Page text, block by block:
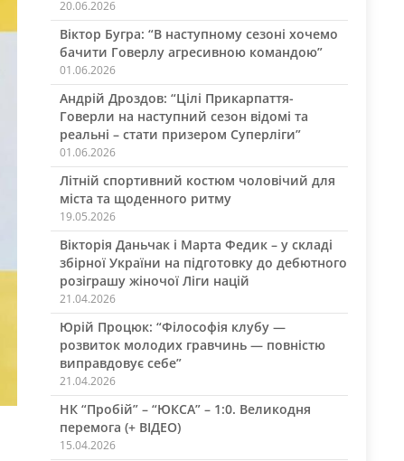
20.06.2026
Віктор Бугра: “В наступному сезоні хочемо
бачити Говерлу агресивною командою”
01.06.2026
Андрій Дроздов: “Цілі Прикарпаття-
Говерли на наступний сезон відомі та
реальні – стати призером Суперліги”
01.06.2026
Літній спортивний костюм чоловічий для
міста та щоденного ритму
19.05.2026
Вікторія Даньчак і Марта Федик – у складі
збірної України на підготовку до дебютного
розіграшу жіночої Ліги націй
21.04.2026
Юрій Процюк: “Філософія клубу —
розвиток молодих гравчинь — повністю
виправдовує себе”
21.04.2026
НК “Пробій” – “ЮКСА” – 1:0. Великодня
перемога (+ ВІДЕО)
15.04.2026